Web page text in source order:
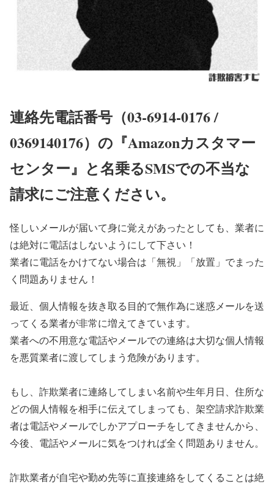
連絡先電話番号（03-6914-0176 /
0369140176）の『Amazonカスタマー
センター』と名乗るSMSでの不当な
請求にご注意ください。
怪しいメールが届いて身に覚えがあったとしても、業者に
は絶対に電話はしないようにして下さい！
業者に電話をかけてない場合は「無視」「放置」でまった
く問題ありません！
最近、個人情報を抜き取る目的で無作為に迷惑メールを送
ってくる業者が非常に増えてきています。
業者への不用意な電話やメールでの連絡は大切な個人情報
を悪質業者に渡してしまう危険があります。
もし、詐欺業者に連絡してしまい名前や生年月日、住所な
どの個人情報を相手に伝えてしまっても、架空請求詐欺業
者は電話やメールでしかアプローチをしてきませんから、
今後、電話やメールに気をつければ全く問題ありません。
詐欺業者が自宅や勤め先等に直接連絡をしてくることは絶